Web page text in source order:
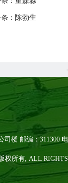
： 陈勃生
楼 邮编：311300
权所有, ALL